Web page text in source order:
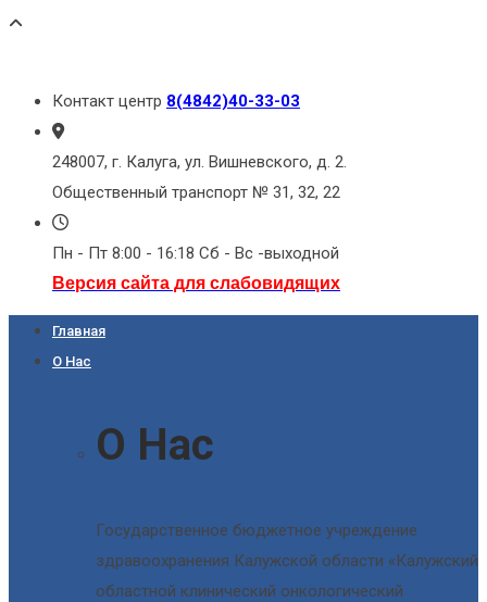
Контакт центр 8(4842)40-33-03
248007, г. Калуга, ул. Вишневского, д. 2.
Общественный транспорт № 31, 32, 22
Пн - Пт 8:00 - 16:18 Сб - Вс -выходной
Версия сайта для слабовидящих
Главная
О Нас
О Нас
Государственное бюджетное учреждение
здравоохранения Калужской области «Калужский
областной клинический онкологический